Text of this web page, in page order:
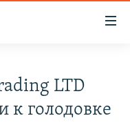
LTD
к голодовке